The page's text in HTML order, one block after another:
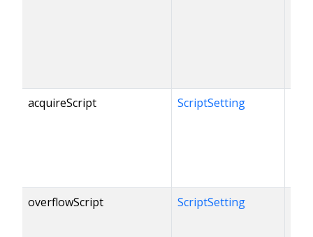
acquireScript ScriptSetting
overflowScript ScriptSetting